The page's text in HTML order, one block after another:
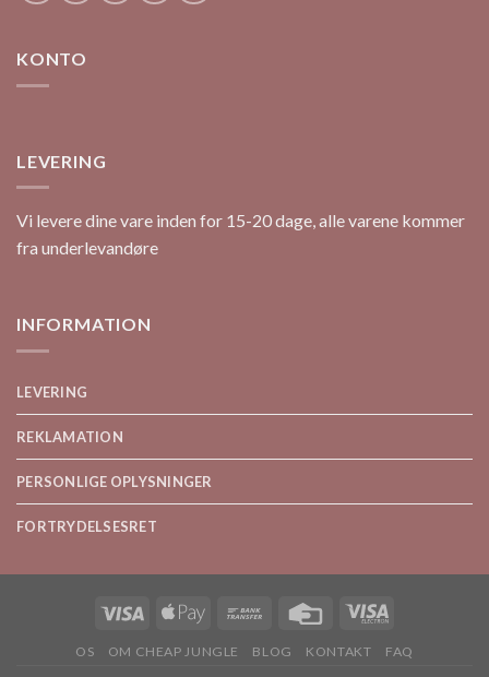
KONTO
LEVERING
Vi levere dine vare inden for 15-20 dage, alle varene kommer
fra underlevandøre
INFORMATION
LEVERING
REKLAMATION
PERSONLIGE OPLYSNINGER
FORTRYDELSESRET
OS OM CHEAP JUNGLE BLOG KONTAKT FAQ